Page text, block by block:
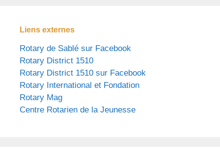
Liens externes
Rotary de Sablé sur Facebook
Rotary District 1510
Rotary District 1510 sur Facebook
Rotary International et Fondation
Rotary Mag
Centre Rotarien de la Jeunesse